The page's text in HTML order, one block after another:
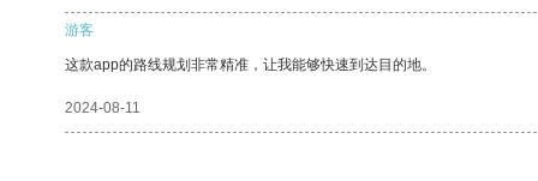
游客
这款app的路线规划非常精准，让我能够快速到达目的地。
2024-08-11